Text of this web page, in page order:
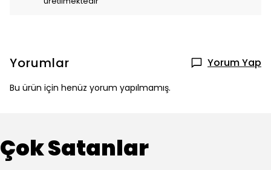
Yorumlar Yorum Yap
Bu ürün için henüz yorum yapılmamış.
Çok Satanlar